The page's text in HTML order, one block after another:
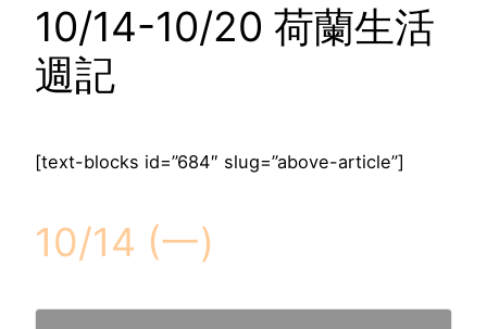
10/14-10/20 荷蘭生活
週記
[text-blocks id=”684″ slug=”above-article”]
10/14 (一)